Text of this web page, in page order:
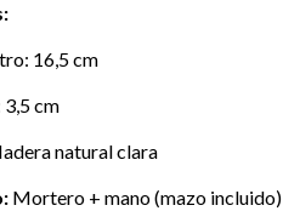
16,5 cm
cm
natural clara
Mortero + mano (mazo incluido)